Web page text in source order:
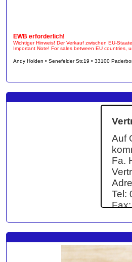
EWB erforderlich!
Wichtiger Hinweis! Der Verkauf zwischen EU-
Important Note! For sales between EU countries,
Andy Holden • Senefelder Str.19 • 33100